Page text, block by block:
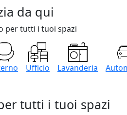
da qui
per tutti i tuoi spazi
Ufficio Lavanderia
tutti i tuoi spazi